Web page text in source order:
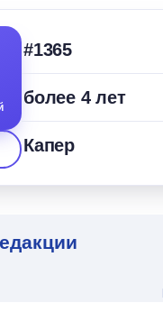
#1365
более 4 лет
Капер